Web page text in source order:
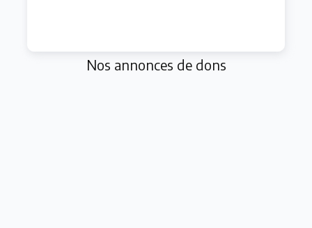
Nos annonces de dons